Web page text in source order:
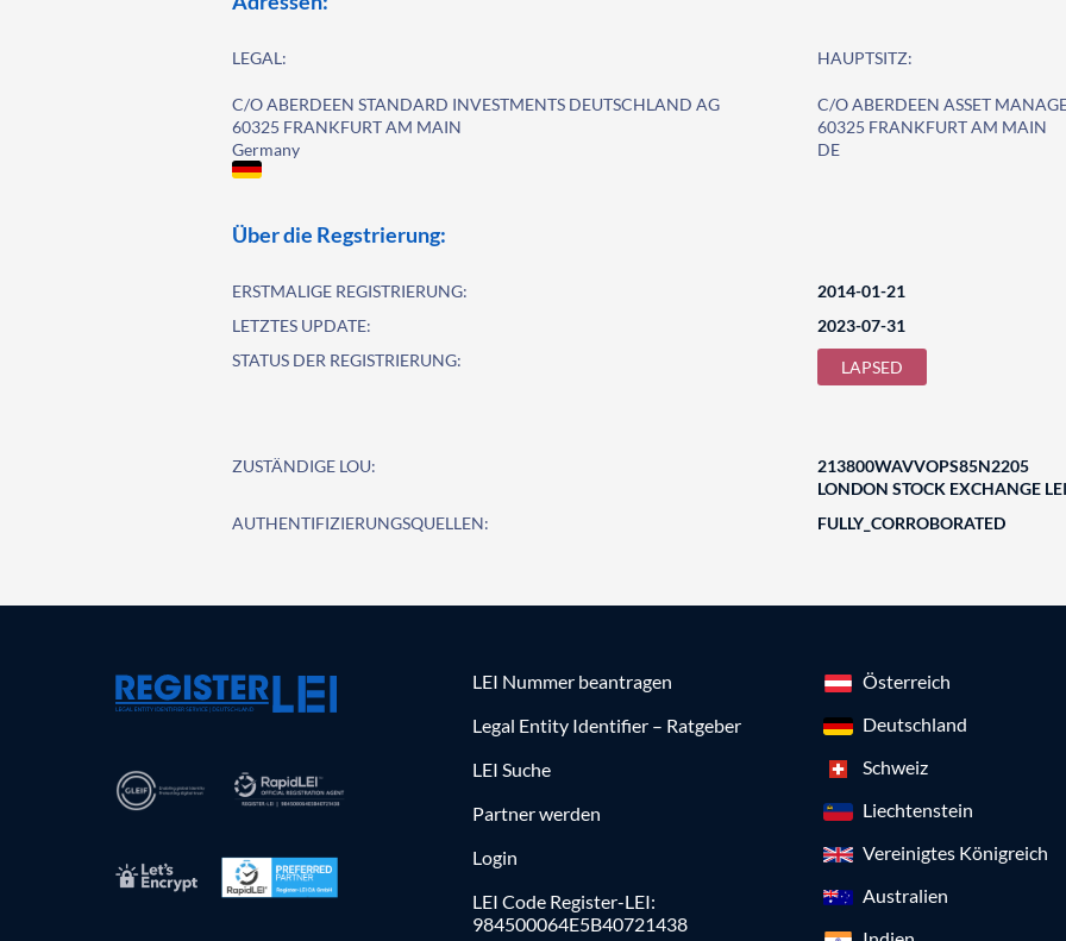
LEGAL:
C/O ABERDEEN STANDARD INVESTMENTS DEUTSCHLAND AG
60325 FRANKFURT AM MAIN
Germany
HAUPTSITZ:
C/O ABERDEEN ASSET
60325 FRANKFURT AM MAIN
DE
Über die Regstrierung:
ERSTMALIGE REGISTRIERUNG:
2014-01-21
LETZTES UPDATE:
2023-07-31
STATUS DER REGISTRIERUNG:
LAPSED
ZUSTÄNDIGE LOU:
213800WAVVOPS85N2205
LONDON STOCK EXCHANGE
AUTHENTIFIZIERUNGSQUELLEN:
FULLY_CORROBORATED
LEI Nummer beantragen
Legal Entity Identifier – Ratgeber
LEI Suche
Partner werden
Login
LEI Code Register-LEI:
984500064E5B40721438
Österreich
Deutschland
Schweiz
Liechtenstein
Vereinigtes Königreich
Australien